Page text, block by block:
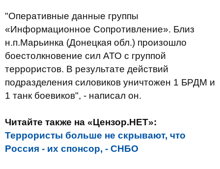
"Оперативные данные группы
«Информационное Сопротивление». Близ
н.п.Марьинка (Донецкая обл.) произошло
боестолкновение сил АТО с группой
террористов. В результате действий
подразделения силовиков уничтожен 1 БРДМ и
1 танк боевиков", - написал он.
Читайте также на «Цензор.НЕТ»:
Террористы больше не скрывают, что
Россия - их спонсор, - СНБО